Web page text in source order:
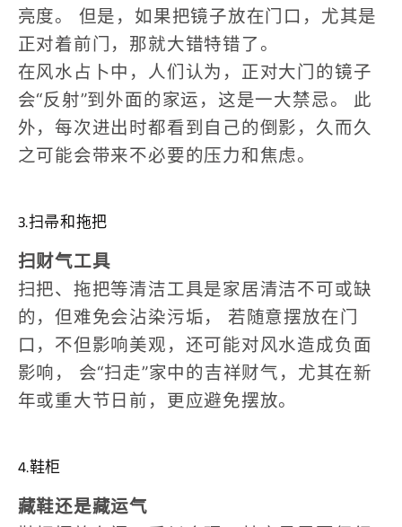
亮度。
但是，如果把镜子放在门口，尤其是
正对着前门，那就大错特错了。
在风水占卜中，人们认为，正对大门的镜子
会“反射”到外面的家运，这是一大禁忌。
此
外，每次进出时都看到自己的倒影，久而久
之可能会带来不必要的压力和焦虑。
3.扫帚和拖把
扫财气工具
扫把、拖把等清洁工具是家居清洁不可或缺
的，但难免会沾染污垢，
若随意摆放在门
口，不但影响美观，还可能对风水造成负面
影响，
会“扫走”家中的吉祥财气，尤其在新
年或重大节日前，更应避免摆放。
4.鞋柜
藏鞋还是藏运气